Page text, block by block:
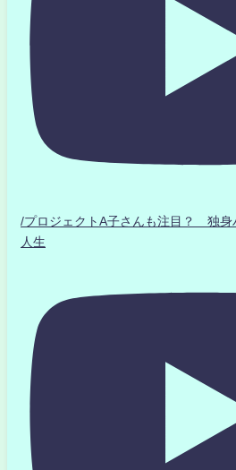
/プロジェクトA子さんも注目？ 独身
人生